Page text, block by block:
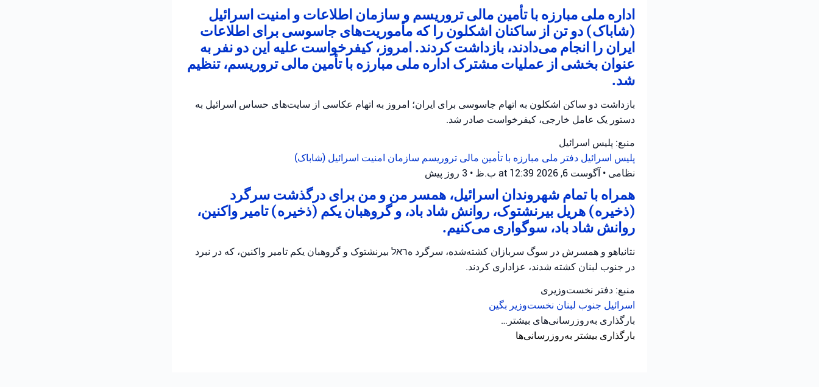
اداره ملی مبارزه با تأمین مالی تروریسم و سازمان اطلاعات و امنیت اسرائیل
(شاباک) دو تن از ساکنان اشکلون را که مأموریت‌های جاسوسی برای اطلاعات
ایران را انجام می‌دادند، بازداشت کردند. امروز، کیفرخواست علیه این دو نفر به
عنوان بخشی از عملیات مشترک اداره ملی مبارزه با تأمین مالی تروریسم، تنظیم
شد.
بازداشت دو ساکن اشکلون به اتهام جاسوسی برای ایران؛ امروز به اتهام عکاسی از سایت‌های حساس اسرائیل به
دستور یک عامل خارجی، کیفرخواست صادر شد.
منبع: پلیس اسرائیل
پلیس اسرائیل دفتر ملی مبارزه با تأمین مالی تروریسم سازمان امنیت اسرائیل (شاباک)
نظامی • آگوست 6, 2026 at 12:39 ب.ظ • 3 روز پیش
همراه با تمام شهروندان اسرائیل، همسر من و من برای درگذشت سرگرد
(ذخیره) هریل بیرنشتوک، روانش شاد باد، و گروهبان یکم (ذخیره) تامیر واکنین،
روانش شاد باد، سوگواری می‌کنیم.
نتانیاهو و همسرش در سوگ سربازان کشته‌شده، سرگرد هראל بیرنشتوک و گروهبان یکم تامیر واکنین، که در نبرد
در جنوب لبنان کشته شدند، عزاداری کردند.
منبع: دفتر نخست‌وزیری
اسرائیل جنوب لبنان نخست‌وزیر بگین
بارگذاری به‌روزرسانی‌های بیشتر…
بارگذاری بیشتر به‌روزرسانی‌ها